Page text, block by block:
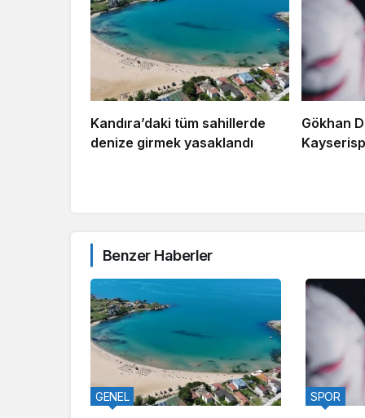
Kandıra’daki tüm sahillerde
denize girmek yasaklandı
Gökhan
Benzer Haberler
GENEL SPOR